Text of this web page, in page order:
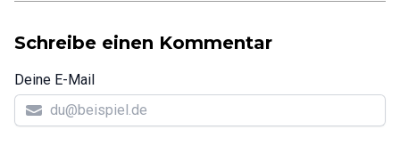
Schreibe einen Kommentar
Deine E-Mail